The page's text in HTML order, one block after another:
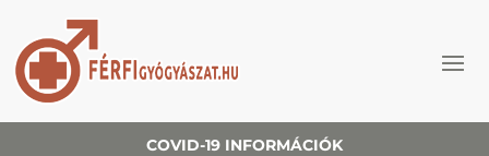
COVID-19 INFORMÁCIÓK